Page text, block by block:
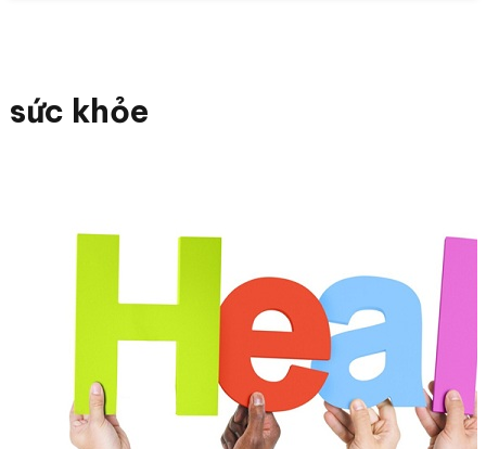
sức khỏe